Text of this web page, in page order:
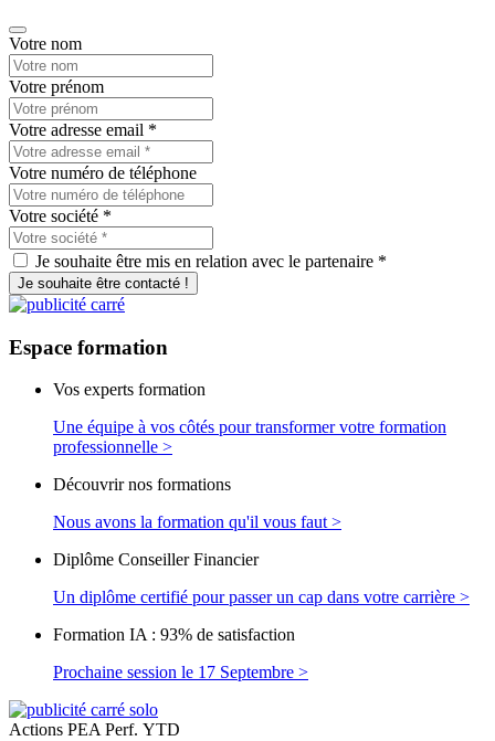
Votre nom
Votre prénom
Votre adresse email *
Votre numéro de téléphone
Votre société *
Je souhaite être mis en relation avec le partenaire *
Je souhaite être contacté !
Espace formation
Vos experts formation
Une équipe à vos côtés pour transformer votre formation
professionnelle >
Découvrir nos formations
Nous avons la formation qu'il vous faut >
Diplôme Conseiller Financier
Un diplôme certifié pour passer un cap dans votre carrière >
Formation IA : 93% de satisfaction
Prochaine session le 17 Septembre >
Actions PEA Perf. YTD